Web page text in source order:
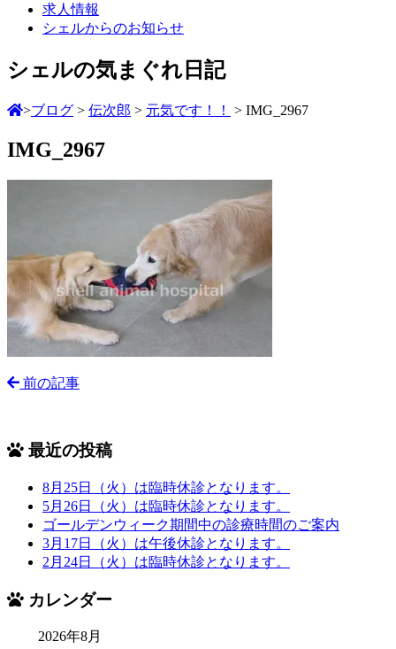
求人情報
シェルからのお知らせ
シェルの気まぐれ日記
>ブログ > 伝次郎 > 元気です！！ > IMG_2967
IMG_2967
前の記事
最近の投稿
8月25日（火）は臨時休診となります。
5月26日（火）は臨時休診となります。
ゴールデンウィーク期間中の診療時間のご案内
3月17日（火）は午後休診となります。
2月24日（火）は臨時休診となります。
カレンダー
2026年8月